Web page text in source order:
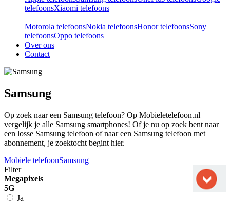
telefoonsXiaomi telefoons
Motorola telefoonsNokia telefoonsHonor telefoonsSony
telefoonsOppo telefoons
Over ons
Contact
Samsung
Op zoek naar een Samsung telefoon? Op Mobieletelefoon.nl
vergelijk je alle Samsung smartphones! Of je nu op zoek bent naar
een losse Samsung telefoon of naar een Samsung telefoon met
abonnement, je zoektocht begint hier.
Mobiele telefoonSamsung
Filter
Megapixels
5G
Ja